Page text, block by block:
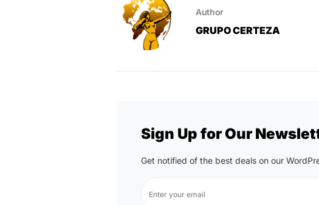
Author
GRUPO CERTEZA
Sign Up for Our
Get notified of the best deals on our